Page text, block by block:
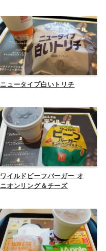
ニュータイプ白いトリチ
ワイルドビーフバーガー オ
ニオンリング＆チーズ